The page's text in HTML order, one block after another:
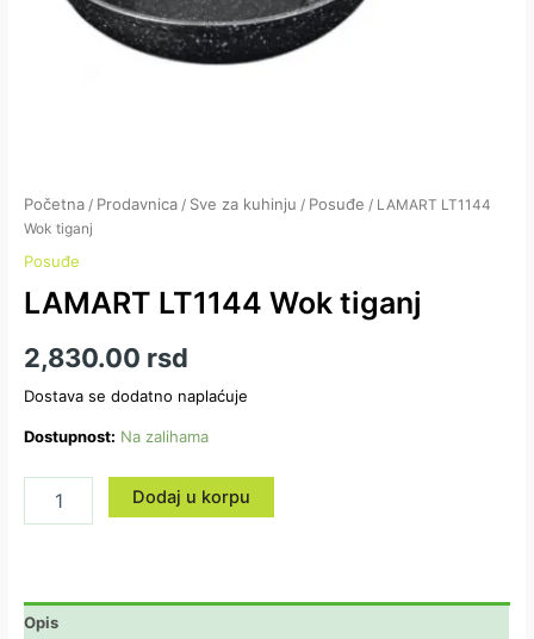
Početna / Prodavnica / Sve za kuhinju / Posuđe / LAMART LT1144
Wok tiganj
Posuđe
LAMART LT1144 Wok tiganj
2,830.00 rsd
Dostava se dodatno naplaćuje
Dostupnost: Na zalihama
Dodaj u korpu
Opis